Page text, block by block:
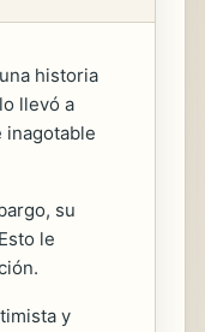
historia
llevó a
inagotable
su
le
y